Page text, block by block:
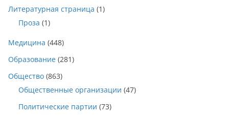
Литературная страница (1)
Проза (1)
Медицина (448)
Образование (281)
Общество (863)
Общественные организации (47)
Политические партии (73)